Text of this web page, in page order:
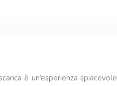
è un’esperienza